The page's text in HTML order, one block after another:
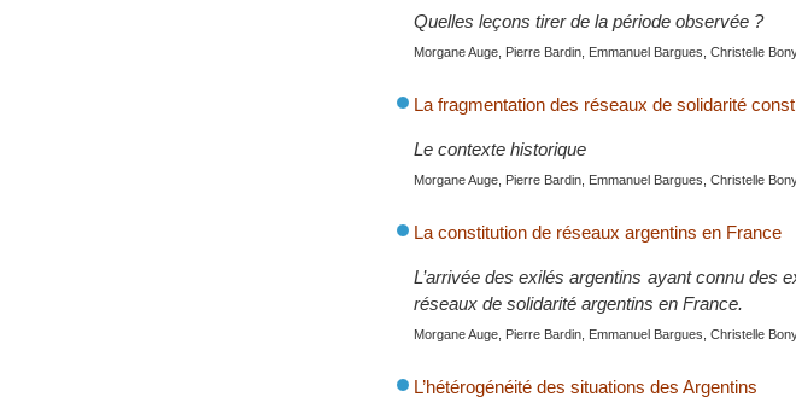
Quelles leçons tirer de la période observée ?
Morgane Auge, Pierre Bardin, Emmanuel Bargues, Christelle
La fragmentation des réseaux de solidarité
Le contexte historique
Morgane Auge, Pierre Bardin, Emmanuel Bargues, Christelle
La constitution de réseaux argentins en France
L’arrivée des exilés argentins ayant connu des
réseaux de solidarité argentins en France.
Morgane Auge, Pierre Bardin, Emmanuel Bargues, Christelle
L’hétérogénéité des situations des Argentins